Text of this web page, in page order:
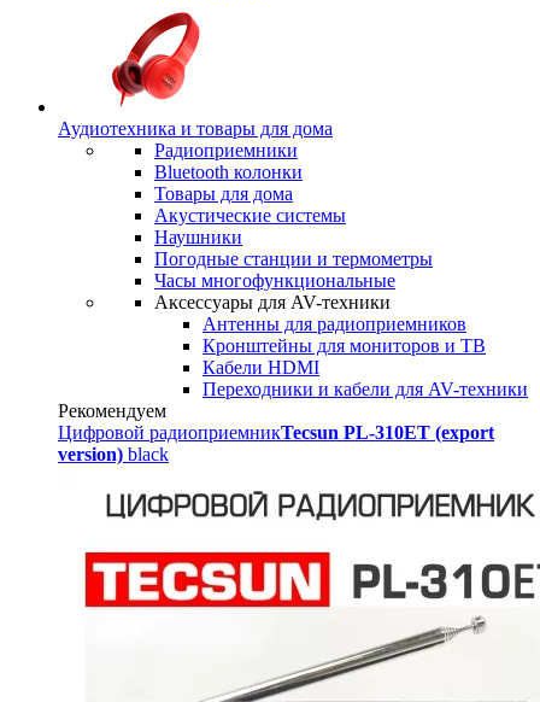
Аудиотехника и товары для дома
Радиоприемники
Bluetooth колонки
Товары для дома
Акустические системы
Наушники
Погодные станции и термометры
Часы многофункциональные
Аксессуары для AV-техники
Антенны для радиоприемников
Кронштейны для мониторов и ТВ
Кабели HDMI
Переходники и кабели для AV-техники
Рекомендуем
Цифровой радиоприемникTecsun PL-310ET (export
version) black